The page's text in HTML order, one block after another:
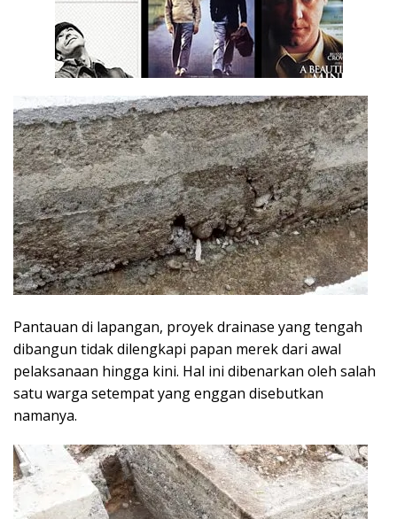
Pantauan di lapangan, proyek drainase yang tengah
dibangun tidak dilengkapi papan merek dari awal
pelaksanaan hingga kini. Hal ini dibenarkan oleh salah
satu warga setempat yang enggan disebutkan
namanya.